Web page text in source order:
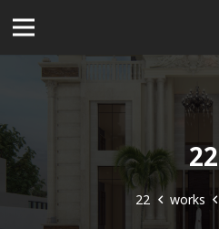
22
works
22